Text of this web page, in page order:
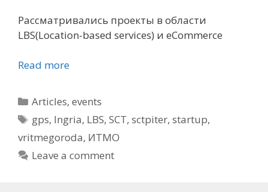
Рассматривались проекты в области
LBS(Location-based services) и eCommerce
Read more
Categories
Articles,events
Tags
gps, Ingria, LBS,SCT,sctpiter,startup,
vritmegoroda, ИТМО
Leave a comment